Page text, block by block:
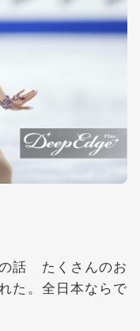
の話 たくさんのお
た。全日本ならで